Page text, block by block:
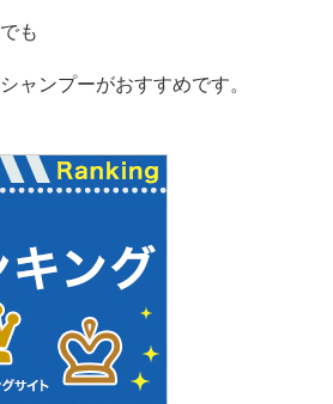
も
ャンプーがおすすめです。